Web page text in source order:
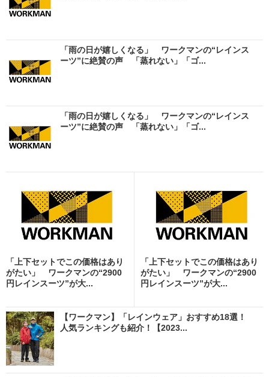
「雨の日が嬉しくなる」 ワークマンの“レインス
ーツ”に絶賛の声 「蒸れない」「ゴ...
「雨の日が嬉しくなる」 ワークマンの“レインス
ーツ”に絶賛の声 「蒸れない」「ゴ...
「上下セットでこの価格はあり
がたい」 ワークマンの“2900
円レインスーツ”が大...
「上下セットでこの価格はあり
がたい」 ワークマンの“2900
円レインスーツ”が大...
【ワークマン】「レインウェア」おすすめ18選！
人気ランキングも紹介！【2023...